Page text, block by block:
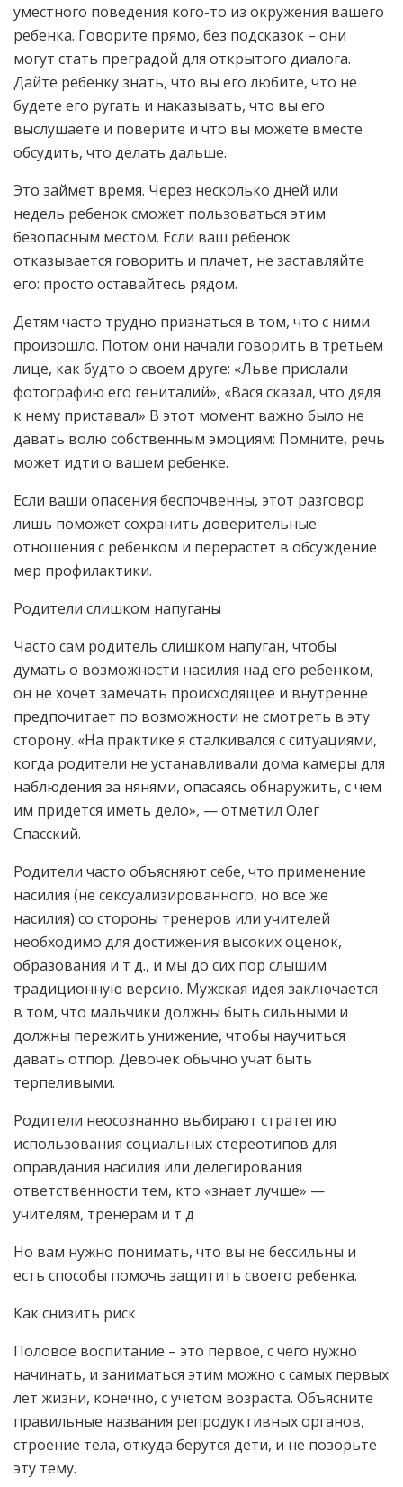
уместного поведения кого-то из окружения вашего
ребенка. Говорите прямо, без подсказок – они
могут стать преградой для открытого диалога.
Дайте ребенку знать, что вы его любите, что не
будете его ругать и наказывать, что вы его
выслушаете и поверите и что вы можете вместе
обсудить, что делать дальше.
Это займет время. Через несколько дней или
недель ребенок сможет пользоваться этим
безопасным местом. Если ваш ребенок
отказывается говорить и плачет, не заставляйте
его: просто оставайтесь рядом.
Детям часто трудно признаться в том, что с ними
произошло. Потом они начали говорить в третьем
лице, как будто о своем друге: «Льве прислали
фотографию его гениталий», «Вася сказал, что дядя
к нему приставал» В этот момент важно было не
давать волю собственным эмоциям: Помните, речь
может идти о вашем ребенке.
Если ваши опасения беспочвенны, этот разговор
лишь поможет сохранить доверительные
отношения с ребенком и перерастет в обсуждение
мер профилактики.
Родители слишком напуганы
Часто сам родитель слишком напуган, чтобы
думать о возможности насилия над его ребенком,
он не хочет замечать происходящее и внутренне
предпочитает по возможности не смотреть в эту
сторону. «На практике я сталкивался с ситуациями,
когда родители не устанавливали дома камеры для
наблюдения за нянями, опасаясь обнаружить, с чем
им придется иметь дело», — отметил Олег
Спасский.
Родители часто объясняют себе, что применение
насилия (не сексуализированного, но все же
насилия) со стороны тренеров или учителей
необходимо для достижения высоких оценок,
образования и т д., и мы до сих пор слышим
традиционную версию. Мужская идея заключается
в том, что мальчики должны быть сильными и
должны пережить унижение, чтобы научиться
давать отпор. Девочек обычно учат быть
терпеливыми.
Родители неосознанно выбирают стратегию
использования социальных стереотипов для
оправдания насилия или делегирования
ответственности тем, кто «знает лучше» —
учителям, тренерам и т д
Но вам нужно понимать, что вы не бессильны и
есть способы помочь защитить своего ребенка.
Как снизить риск
Половое воспитание – это первое, с чего нужно
начинать, и заниматься этим можно с самых первых
лет жизни, конечно, с учетом возраста. Объясните
правильные названия репродуктивных органов,
строение тела, откуда берутся дети, и не позорьте
эту тему.